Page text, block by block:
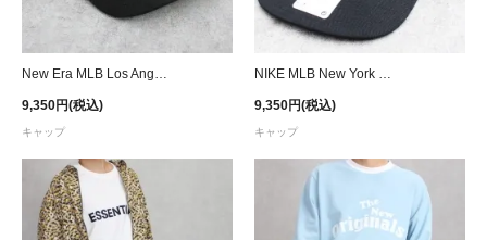
9,350円(税込)
キャップ
9,350円(税込)
キャップ